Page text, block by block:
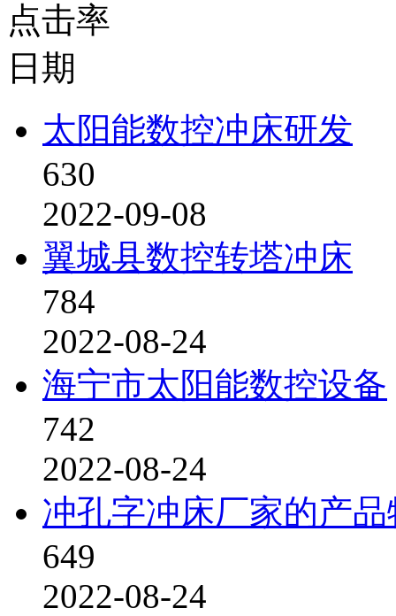
点击率
日期
太阳能数控冲床研发
630
2022-09-08
翼城县数控转塔冲床
784
2022-08-24
海宁市太阳能数控设备
742
2022-08-24
冲孔字冲床厂家的产
649
2022-08-24